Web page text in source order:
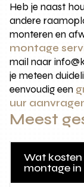
Heb je naast
andere
monteren en
montage
mail naar
je meteen
eenvoudig een
uur
Meest
Wat
montage